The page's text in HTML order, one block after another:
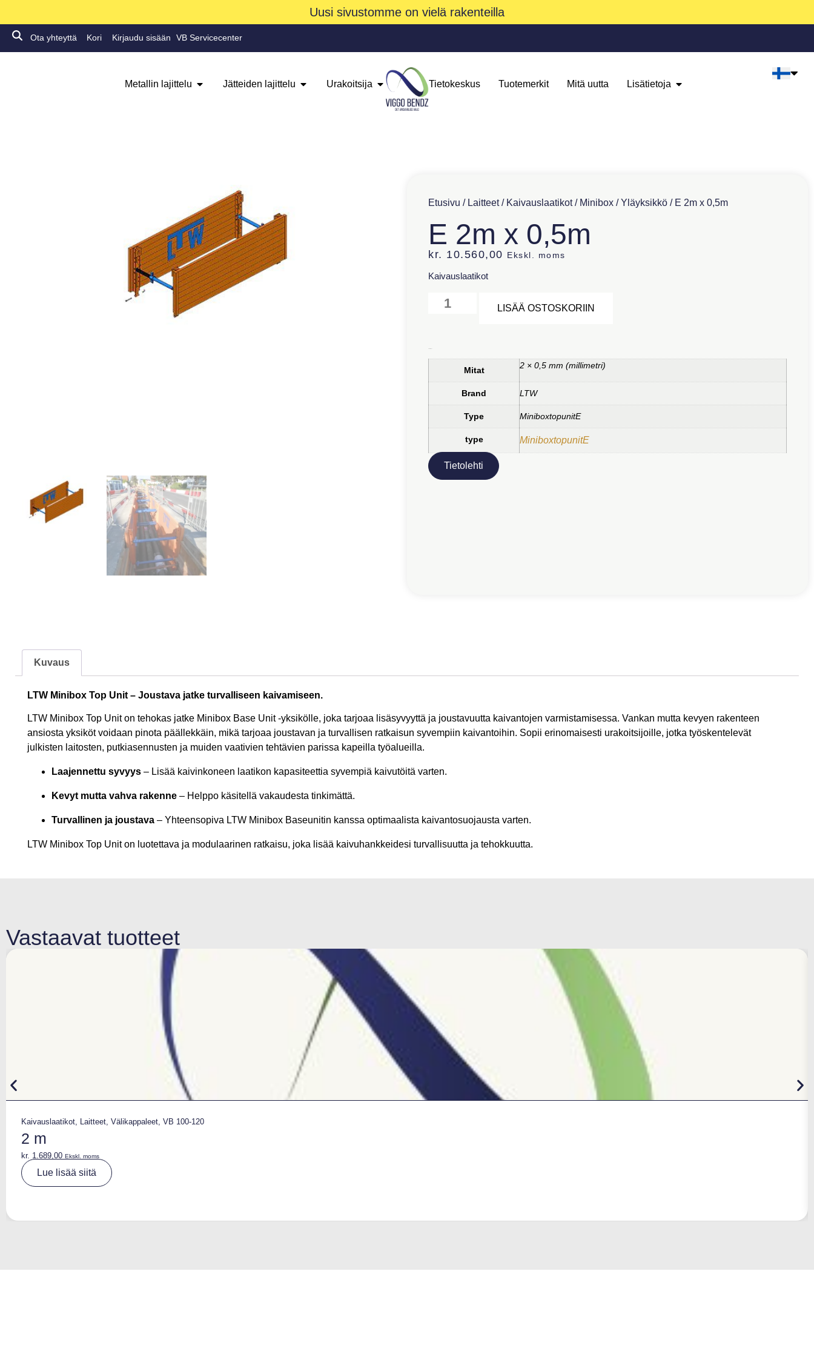
Uusi sivustomme on vielä rakenteilla
Ota yhteyttä Kori Kirjaudu sisään VB Servicecenter
Metallin lajittelu Jätteiden lajittelu Urakoitsija Tietokeskus Tuotemerkit Mitä uutta Lisätietoja
Etusivu / Laitteet/ Kaivauslaatikot/ Minibox /Yläyksikkö / E 2m x 0,5m
E 2m x 0,5m
kr. 10.560,00 Ekskl. moms
Kaivauslaatikot
LISÄÄ OSTOSKORIIN
Mitat 2 × 0,5 mm (millimetri)
Brand LTW
Type MiniboxtopunitE
type MiniboxtopunitE
Tietolehti
Kuvaus
LTW Minibox Top Unit – Joustava jatke turvalliseen kaivamiseen.
LTW Minibox Top Unit on tehokas jatke Minibox Base Unit -yksikölle, joka tarjoaa lisäsyvyyttä ja joustavuutta kaivantojen varmistamisessa. Vankan mutta kevyen rakenteen
ansiosta yksiköt voidaan pinota päällekkäin, mikä tarjoaa joustavan ja turvallisen ratkaisun syvempiin kaivantoihin. Sopii erinomaisesti urakoitsijoille, jotka työskentelevät
julkisten laitosten, putkiasennusten ja muiden vaativien tehtävien parissa kapeilla työalueilla.
Laajennettu syvyys – Lisää kaivinkoneen laatikon kapasiteettia syvempiä kaivutöitä varten.
Kevyt mutta vahva rakenne – Helppo käsitellä vakaudesta tinkimättä.
Turvallinen ja joustava – Yhteensopiva LTW Minibox Baseunitin kanssa optimaalista kaivantosuojausta varten.
LTW Minibox Top Unit on luotettava ja modulaarinen ratkaisu, joka lisää kaivuhankkeidesi turvallisuutta ja tehokkuutta.
Vastaavat tuotteet
Kaivauslaatikot, Laitteet, Välikappaleet, VB 100-120
2 m
kr. 1.689,00 Ekskl. moms
Lue lisää siitä
ti